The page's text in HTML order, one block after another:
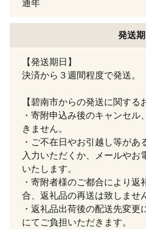
通年
発送期
【発送期日】
決済から３週間程度で発送。
【碧南市からの発送に関する
・寄附申込み後のキャンセ
きません。
・ご不在日やお引越し等が
入力いただくか、メールやお
いたします。
・寄附者様のご都合により
合、返礼品の再送は致しませ
・返礼品出荷後の配送先変
にてご負担いただきます。